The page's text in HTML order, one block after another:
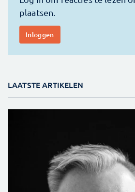
LAATSTE ARTIKELEN